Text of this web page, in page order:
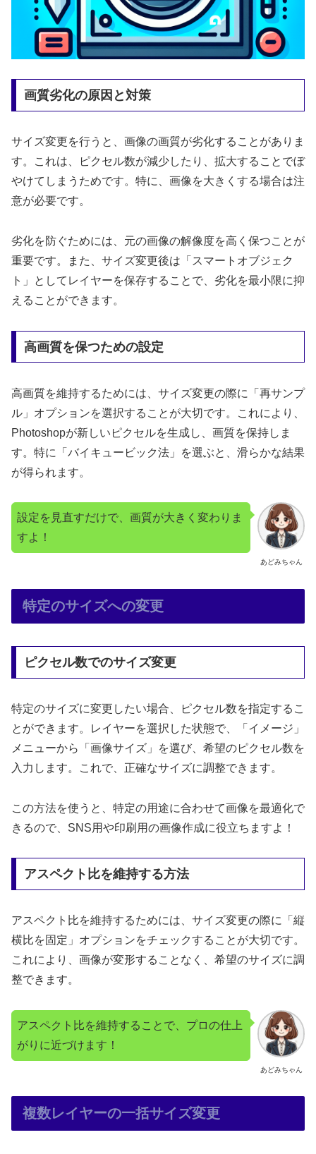
画質劣化の原因と対策
サイズ変更を行うと、画像の画質が劣化することがありま
す。これは、ピクセル数が減少したり、拡大することでぼ
やけてしまうためです。特に、画像を大きくする場合は注
意が必要です。
劣化を防ぐためには、元の画像の解像度を高く保つことが
重要です。また、サイズ変更後は「スマートオブジェク
ト」としてレイヤーを保存することで、劣化を最小限に抑
えることができます。
高画質を保つための設定
高画質を維持するためには、サイズ変更の際に「再サンプ
ル」オプションを選択することが大切です。これにより、
Photoshopが新しいピクセルを生成し、画質を保持しま
す。特に「バイキュービック法」を選ぶと、滑らかな結果
が得られます。
あどみちゃん
設定を見直すだけで、画質が大きく変わりま
すよ！
特定のサイズへの変更
ピクセル数でのサイズ変更
特定のサイズに変更したい場合、ピクセル数を指定するこ
とができます。レイヤーを選択した状態で、「イメージ」
メニューから「画像サイズ」を選び、希望のピクセル数を
入力します。これで、正確なサイズに調整できます。
この方法を使うと、特定の用途に合わせて画像を最適化で
きるので、SNS用や印刷用の画像作成に役立ちますよ！
アスペクト比を維持する方法
アスペクト比を維持するためには、サイズ変更の際に「縦
横比を固定」オプションをチェックすることが大切です。
これにより、画像が変形することなく、希望のサイズに調
整できます。
あどみちゃん
アスペクト比を維持することで、プロの仕上
がりに近づけます！
複数レイヤーの一括サイズ変更